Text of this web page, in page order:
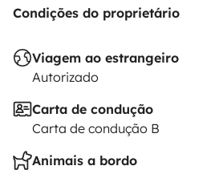
Condições do proprietário
Viagem ao estrangeiro
Autorizado
Carta de condução
Carta de condução B
Animais a bordo